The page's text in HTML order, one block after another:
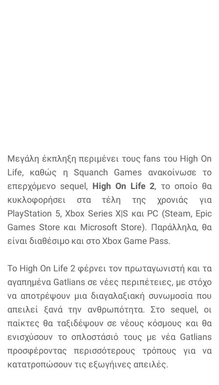
Μεγάλη έκπληξη περιμένει τους fans του High On
Life, καθώς η Squanch Games ανακοίνωσε το
επερχόμενο sequel, High On Life 2, το οποίο θα
κυκλοφορήσει στα τέλη της χρονιάς για
PlayStation 5, Xbox Series X|S και PC (Steam, Epic
Games Store και Microsoft Store). Παράλληλα, θα
είναι διαθέσιμο και στο Xbox Game Pass.
Το High On Life 2 φέρνει τον πρωταγωνιστή και τα
αγαπημένα Gatlians σε νέες περιπέτειες, με στόχο
να αποτρέψουν μια διαγαλαξιακή συνωμοσία που
απειλεί ξανά την ανθρωπότητα. Στο sequel, οι
παίκτες θα ταξιδέψουν σε νέους κόσμους και θα
ενισχύσουν το οπλοστάσιό τους με νέα Gatlians
προσφέροντας περισσότερους τρόπους για να
κατατροπώσουν τις εξωγήινες απειλές.